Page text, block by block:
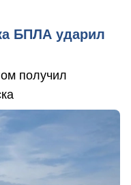
БПЛА ударил
получил